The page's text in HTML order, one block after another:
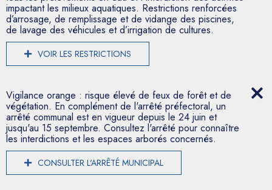
impactant les milieux aquatiques. Restrictions renforcées
d’arrosage, de remplissage et de vidange des piscines,
de lavage des véhicules et d’irrigation de cultures.
VOIR LES RESTRICTIONS
Vigilance orange : risque élevé de feux de forêt et de
végétation. En complément de l'arrêté préfectoral, un
arrêté communal est en vigueur depuis le 24 juin et
jusqu'au 15 septembre. Consultez l'arrêté pour connaître
les interdictions et les espaces arborés concernés.
CONSULTER L'ARRÊTÉ MUNICIPAL